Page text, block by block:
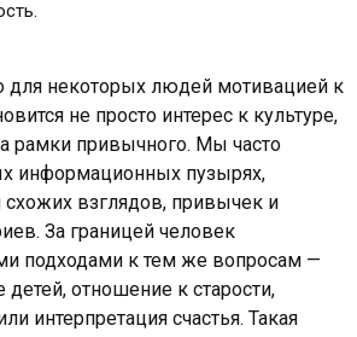
для некоторых людей мотивацией к
не просто интерес к культуре,
рамки привычного. Мы часто
информационных пузырях,
взглядов, привычек и
За границей человек
подходами к тем же вопросам —
детей, отношение к старости,
интерпретация счастья. Такая